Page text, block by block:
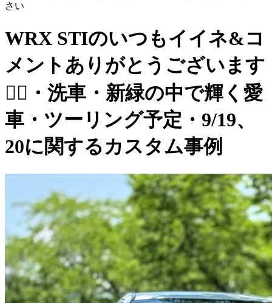
さい
WRX STIのいつもイイネ&コ
メントありがとうございます
🙇‍♂️・洗車・新緑の中で輝く愛
車・ツーリング予定・9/19、
20に関するカスタム事例